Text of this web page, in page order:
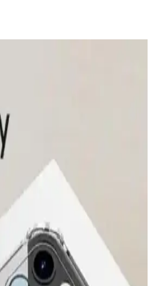
telefon aksesuarları
ve kulaklıklar
ve kişiselleştirin.
Kılıfları:
için çeşitli renk ve
kılıflar sunuyor.
günlük darbeler ve